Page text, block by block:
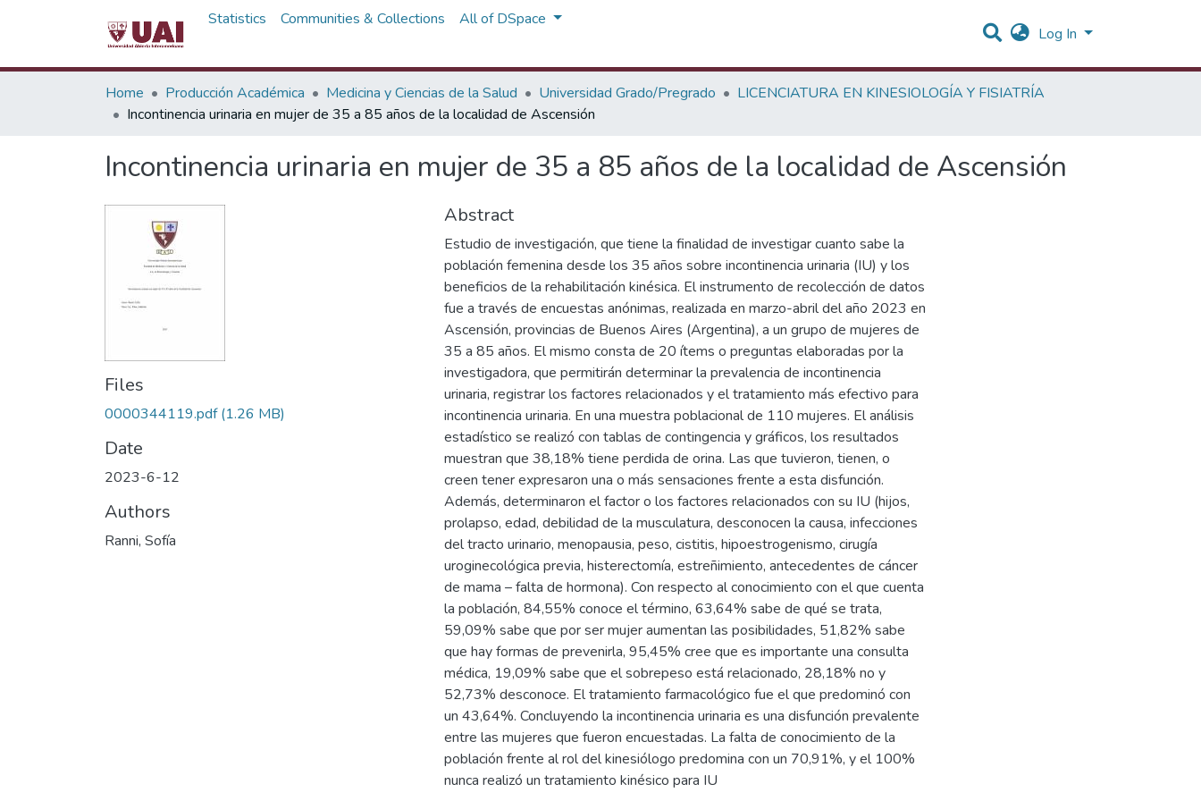
Statistics Communities & Collections All of DSpace
Log In
Home Producción Académica Medicina y Ciencias de la Salud Universidad Grado/Pregrado
LICENCIATURA EN KINESIOLOGÍA Y FISIATRÍA
Incontinencia urinaria en mujer de 35 a 85 años de la localidad de Ascensión
Incontinencia urinaria en mujer de 35 a 85 años de la localidad de Ascensión
Files
0000344119.pdf (1.26 MB)
Date
2023-6-12
Authors
Ranni, Sofía
Abstract
Estudio de investigación, que tiene la finalidad de investigar cuanto sabe la
población femenina desde los 35 años sobre incontinencia urinaria (IU) y los
beneficios de la rehabilitación kinésica. El instrumento de recolección de datos
fue a través de encuestas anónimas, realizada en marzo-abril del año 2023 en
Ascensión, provincias de Buenos Aires (Argentina), a un grupo de mujeres de
35 a 85 años. El mismo consta de 20 ítems o preguntas elaboradas por la
investigadora, que permitirán determinar la prevalencia de incontinencia
urinaria, registrar los factores relacionados y el tratamiento más efectivo para
incontinencia urinaria. En una muestra poblacional de 110 mujeres. El análisis
estadístico se realizó con tablas de contingencia y gráficos, los resultados
muestran que 38,18% tiene perdida de orina. Las que tuvieron, tienen, o
creen tener expresaron una o más sensaciones frente a esta disfunción.
Además, determinaron el factor o los factores relacionados con su IU (hijos,
prolapso, edad, debilidad de la musculatura, desconocen la causa, infecciones
del tracto urinario, menopausia, peso, cistitis, hipoestrogenismo, cirugía
uroginecológica previa, histerectomía, estreñimiento, antecedentes de cáncer
de mama – falta de hormona). Con respecto al conocimiento con el que cuenta
la población, 84,55% conoce el término, 63,64% sabe de qué se trata,
59,09% sabe que por ser mujer aumentan las posibilidades, 51,82% sabe
que hay formas de prevenirla, 95,45% cree que es importante una consulta
médica, 19,09% sabe que el sobrepeso está relacionado, 28,18% no y
52,73% desconoce. El tratamiento farmacológico fue el que predominó con
un 43,64%. Concluyendo la incontinencia urinaria es una disfunción prevalente
entre las mujeres que fueron encuestadas. La falta de conocimiento de la
población frente al rol del kinesiólogo predomina con un 70,91%, y el 100%
nunca realizó un tratamiento kinésico para IU